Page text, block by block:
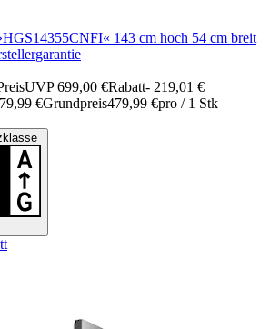
143 cm hoch 54 cm breit
UVP 699,00 €Rabatt- 219,01 €
€Grundpreis479,99 €pro / 1 Stk